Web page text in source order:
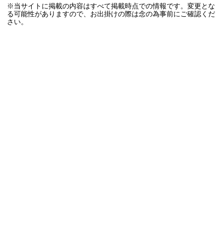
※当サイトに掲載の内容はすべて掲載時点での情報です。変更とな
る可能性がありますので、お出掛けの際は念の為事前にご確認くだ
さい。